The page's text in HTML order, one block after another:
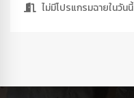
ไม่มีโปรแกรมฉายในวันนี้